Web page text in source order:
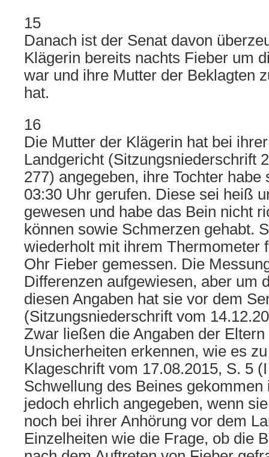
15
Danach ist der Senat davon
Klägerin bereits nachts Fieber um
war und ihre Mutter der Beklagten
hat.
16
Die Mutter der Klägerin hat bei
Landgericht (Sitzungsniederschrift
277) angegeben, ihre Tochter habe
03:30 Uhr gerufen. Diese sei heiß
gewesen und habe das Bein nicht
können sowie Schmerzen gehabt.
wiederholt mit ihrem Thermometer
Ohr Fieber gemessen. Die
Differenzen aufgewiesen, aber um
diesen Angaben hat sie vor dem
(Sitzungsniederschrift vom
Zwar ließen die Angaben der
Unsicherheiten erkennen, wie es
Klageschrift vom 17.08.2015, S. 5
Schwellung des Beines
jedoch ehrlich angegeben, wenn
noch bei ihrer Anhörung vor dem
Einzelheiten wie die Frage, ob die